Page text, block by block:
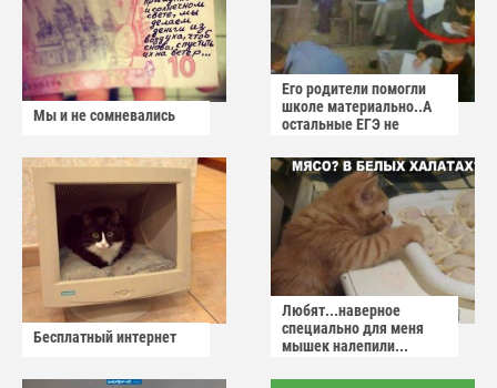
Мы и не сомневались
Его родители помогли
школе материально..А
остальные ЕГЭ не
Бесплатный интернет
Любят...наверное
специально для меня
мышек налепили...